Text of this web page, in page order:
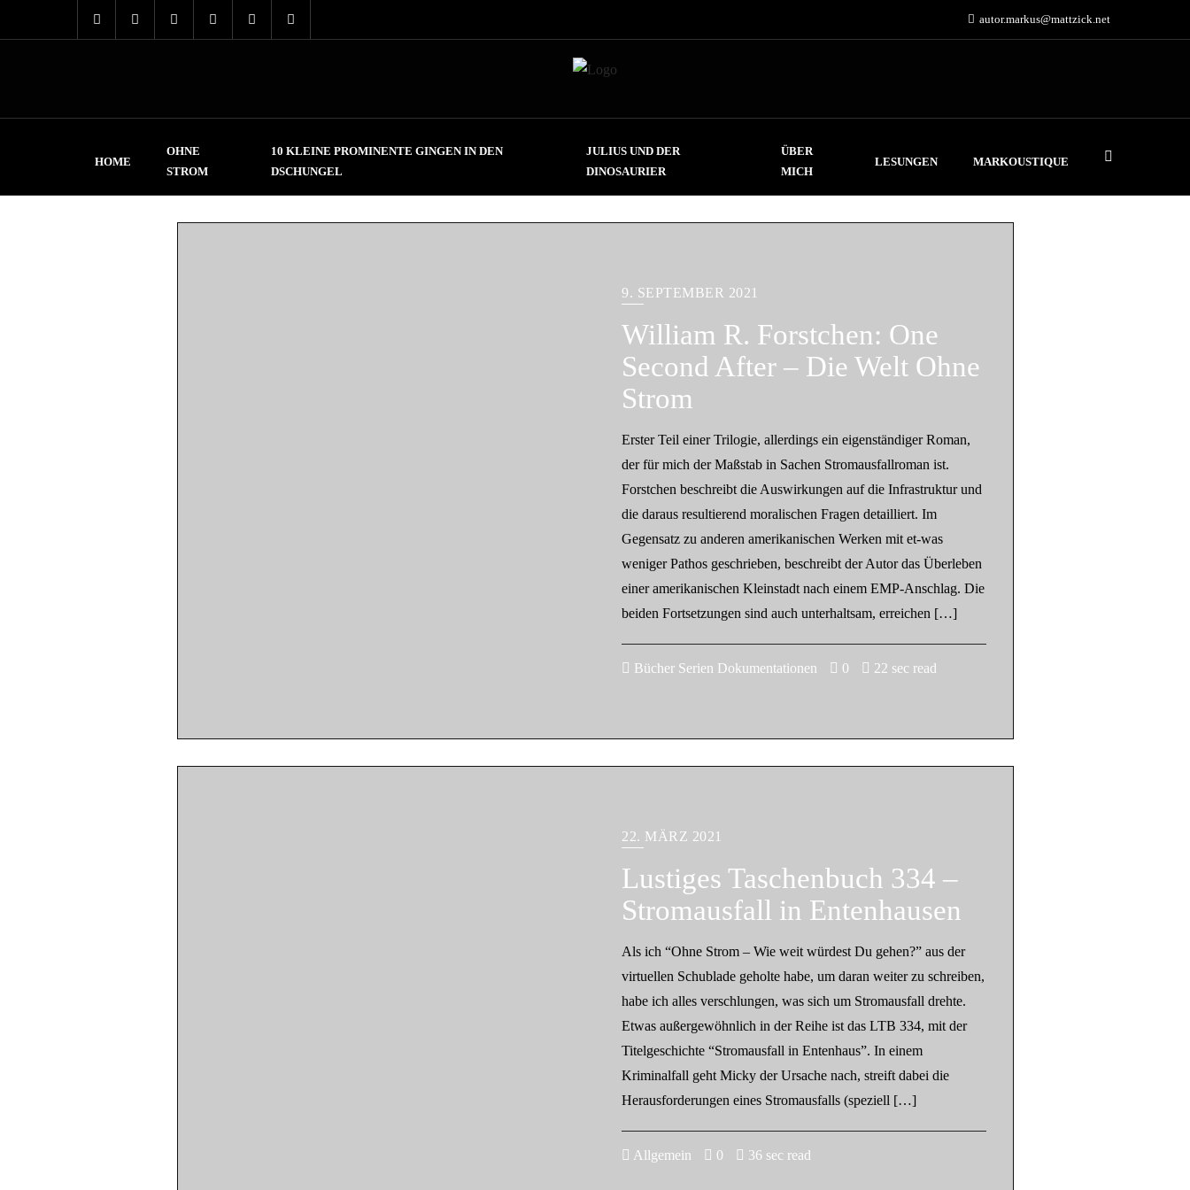
autor.markus@mattzick.net
HOME
OHNE
STROM
10 KLEINE PROMINENTE GINGEN IN DEN
DSCHUNGEL
JULIUS UND DER
DINOSAURIER
ÜBER
MICH
LESUNGEN MARKOUSTIQUE
9. SEPTEMBER 2021
William R. Forstchen: One
Second After – Die Welt Ohne
Strom
Erster Teil einer Trilogie, allerdings ein eigenständiger Roman,
der für mich der Maßstab in Sachen Stromausfallroman ist.
Forstchen beschreibt die Auswirkungen auf die Infrastruktur und
die daraus resultierend moralischen Fragen detailliert. Im
Gegensatz zu anderen amerikanischen Werken mit et-was
weniger Pathos geschrieben, beschreibt der Autor das Überleben
einer amerikanischen Kleinstadt nach einem EMP-Anschlag. Die
beiden Fortsetzungen sind auch unterhaltsam, erreichen […]
Bücher Serien Dokumentationen 0 22 sec read
22. MÄRZ 2021
Lustiges Taschenbuch 334 –
Stromausfall in Entenhausen
Als ich “Ohne Strom – Wie weit würdest Du gehen?” aus der
virtuellen Schublade geholte habe, um daran weiter zu schreiben,
habe ich alles verschlungen, was sich um Stromausfall drehte.
Etwas außergewöhnlich in der Reihe ist das LTB 334, mit der
Titelgeschichte “Stromausfall in Entenhaus”. In einem
Kriminalfall geht Micky der Ursache nach, streift dabei die
Herausforderungen eines Stromausfalls (speziell […]
Allgemein 0 36 sec read